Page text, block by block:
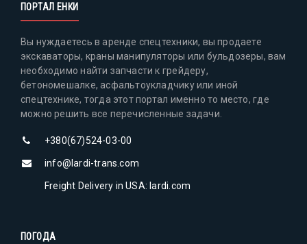
ПОРТАЛ ЕНКИ
Вы нуждаетесь в аренде спецтехники, вы продаете
экскаваторы, краны манипуляторы или бульдозеры, вам
необходимо найти запчасти к грейдеру,
бетономешалке, асфальтоукладчику или иной
спецтехнике, тогда этот портал именно то место, где
можно решить все перечисленные задачи.
+380(67)524-03-00
info@lardi-trans.com
Freight Delivery in USA: lardi.com
ПОГОДА